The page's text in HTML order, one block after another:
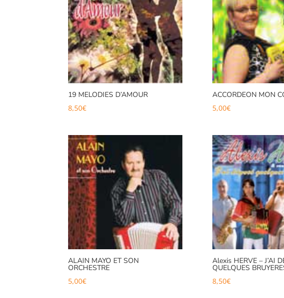
19 MELODIES D’AMOUR
8,50€
ACCORDEON MON
5,00€
ALAIN MAYO ET SON
ORCHESTRE
5,00€
Alexis HERVE – J’AI
QUELQUES
8,50€